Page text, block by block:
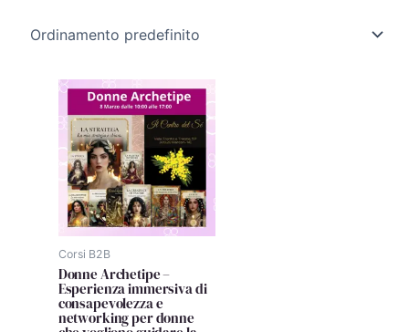
Corsi B2B
Donne Archetipe –
Esperienza immersiva di
consapevolezza e
networking per donne